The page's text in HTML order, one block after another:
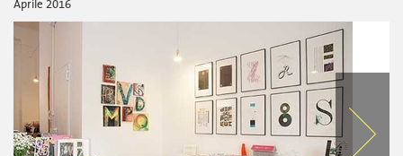
Aprile 2016